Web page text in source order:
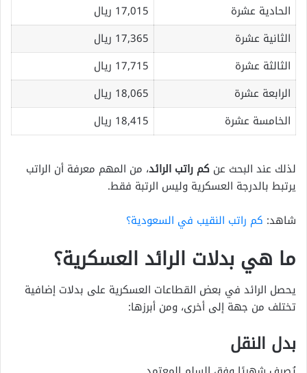
الحادية عشرة
17,015 ريال
الثانية عشرة
17,365 ريال
الثالثة عشرة
17,715 ريال
الرابعة عشرة
18,065 ريال
الخامسة عشرة
18,415 ريال
لذلك عند البحث عن كم راتب الرائد، من المهم معرفة أن الراتب
يرتبط بالدرجة العسكرية وليس الرتبة فقط.
شاهد: كم راتب النقيب في السعودية؟
ما هي بدلات الرائد العسكرية؟
يحصل الرائد في بعض القطاعات العسكرية على بدلات إضافية
تختلف من جهة إلى أخرى، ومن أبرزها:
بدل النقل